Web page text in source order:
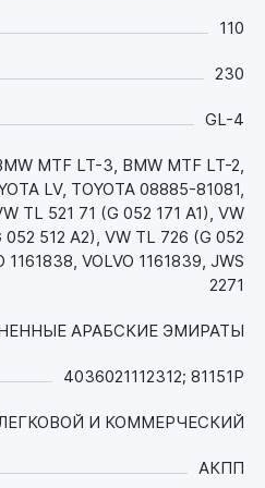
стойкостью
к сдвигу;
низкотемпературные
легкий запуск,
а также плавное,
передач при
окружающей среды (до
от лака и засорения
аэрации,
Имеет низкие
термической,
110
230
GL-4
MTF LT-3, BMW MTF LT-2,
LV, TOYOTA 08885-81081,
TL 521 71 (G 052 171 A1), VW
512 A2), VW TL 726 (G 052
VOLVO 1161839, JWS
2271
АРАБСКИЕ ЭМИРАТЫ
4036021112312; 81151P
И КОММЕРЧЕСКИЙ
АКПП